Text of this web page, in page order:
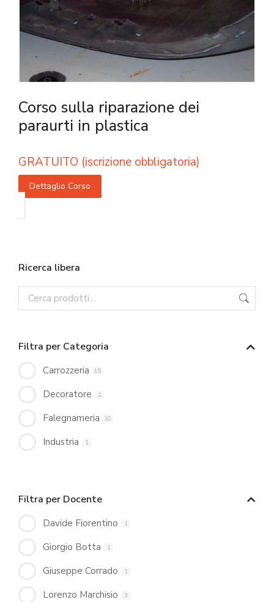
Corso sulla riparazione dei
paraurti in plastica
GRATUITO (iscrizione obbligatoria)
Dettaglio Corso
Ricerca libera
Filtra per Categoria
Carrozzeria 15
Decoratore 1
Falegnameria 10
Industria 1
Filtra per Docente
Davide Fiorentino 1
Giorgio Botta 1
Giuseppe Corrado 1
Lorenzo Marchisio 3